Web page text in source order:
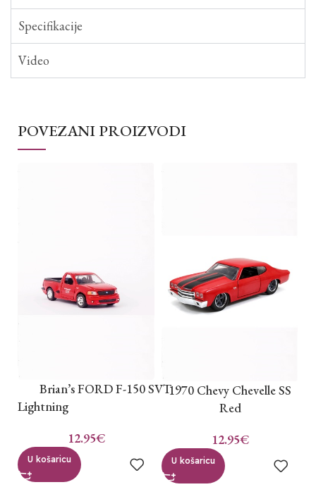
Specifikacije
Video
POVEZANI PROIZVODI
Brian’s FORD F-150 SVT
Lightning
12.95€
U košaricu
1970 Chevy Chevelle SS
Red
12.95€
U košaricu